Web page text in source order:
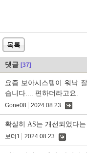
목록
댓글 [37]
요즘 보아시스템이 워낙
습니다.... 편하더라고요.
Gone08 2024.08.23
글
확실히 AS는 개선되었다
보더1 2024.08.23